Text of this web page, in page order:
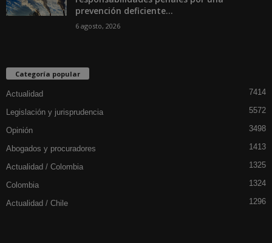
prevención deficiente...
6 agosto, 2026
Categoría popular
Actualidad 7414
Legislación y jurisprudencia 5572
Opinión 3498
Abogados y procuradores 1413
Actualidad / Colombia 1325
Colombia 1324
Actualidad / Chile 1296